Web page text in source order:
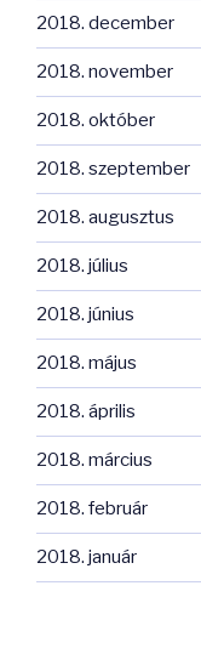
2018. december
2018. november
2018. október
2018. szeptember
2018. augusztus
2018. július
2018. június
2018. május
2018. április
2018. március
2018. február
2018. január